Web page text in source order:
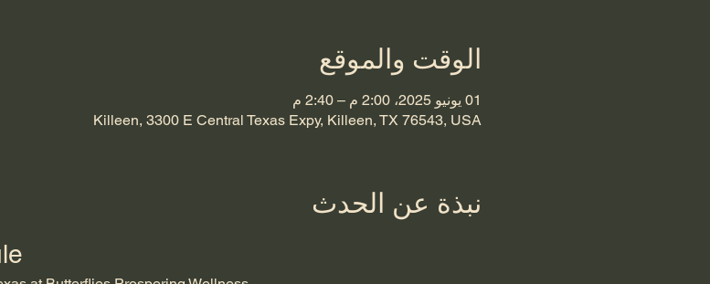
الوقت والموقع
01 يونيو 2025، 2:00 م – 2:40 م
Killeen, 3300 E Central Texas Expy, Killeen, TX 76543, USA
نبذة عن الحدث